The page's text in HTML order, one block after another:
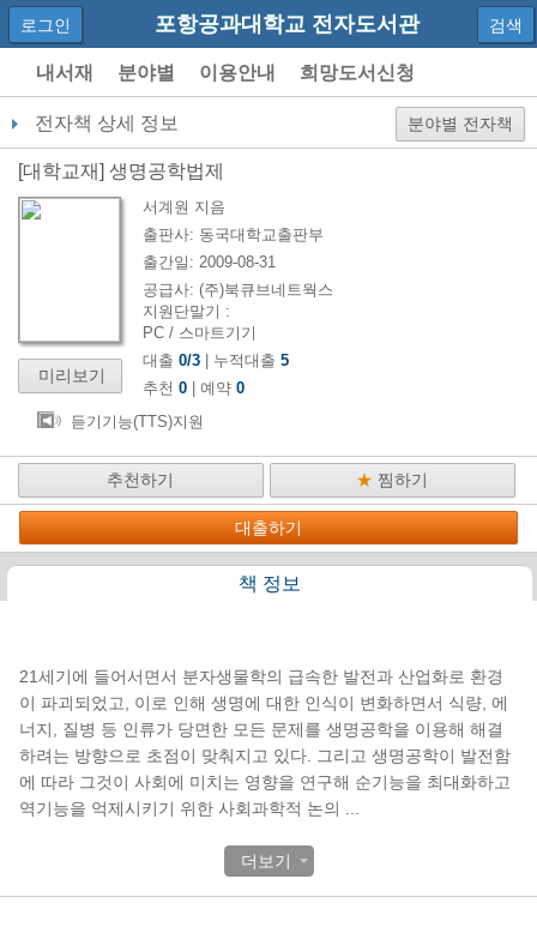
포항공과대학교 전자도서관
로그인 검색
내서재 분야별 이용안내 희망도서신청
전자책 상세 정보 분야별 전자책
[대학교재] 생명공학법제
미리보기
서계원 지음
출판사: 동국대학교출판부
출간일: 2009-08-31
공급사: (주)북큐브네트웍스
지원단말기 :
PC / 스마트기기
대출 0/3 | 누적대출 5
추천 0 | 예약 0
듣기기능(TTS)지원
추천하기 ★ 찜하기
대출하기
책 정보
21세기에 들어서면서 분자생물학의 급속한 발전과 산업화로 환경
이 파괴되었고, 이로 인해 생명에 대한 인식이 변화하면서 식량, 에
너지, 질병 등 인류가 당면한 모든 문제를 생명공학을 이용해 해결
하려는 방향으로 초점이 맞춰지고 있다. 그리고 생명공학이 발전함
에 따라 그것이 사회에 미치는 영향을 연구해 순기능을 최대화하고
역기능을 억제시키기 위한 사회과학적 논의
더보기